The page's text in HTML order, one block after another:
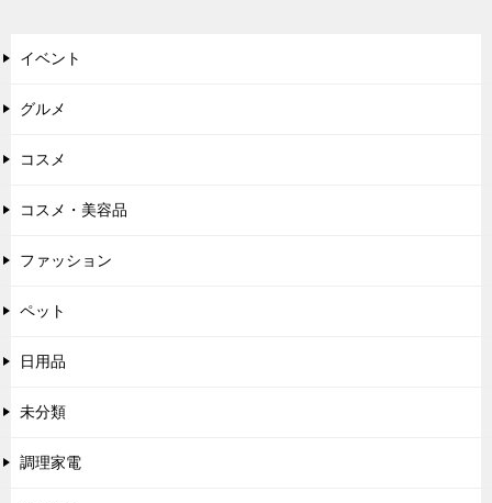
イベント
グルメ
コスメ
コスメ・美容品
ファッション
ペット
日用品
未分類
調理家電